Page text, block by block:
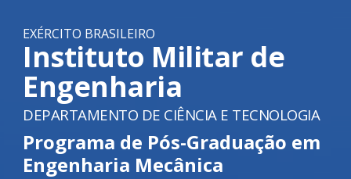
EXÉRCITO BRASILEIRO
Instituto Militar de
Engenharia
DEPARTAMENTO DE CIÊNCIA E TECNOLOGIA
Programa de Pós-Graduação em
Engenharia Mecânica